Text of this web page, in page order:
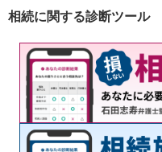
駅・安
相続に関する診断ツール